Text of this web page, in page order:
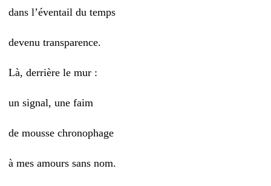
dans l’éventail du temps
devenu transparence.
Là, derrière le mur :
un signal, une faim
de mousse chronophage
à mes amours sans nom.